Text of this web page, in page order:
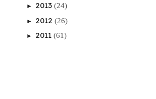
► 2013 (24)
► 2012 (26)
► 2011 (61)